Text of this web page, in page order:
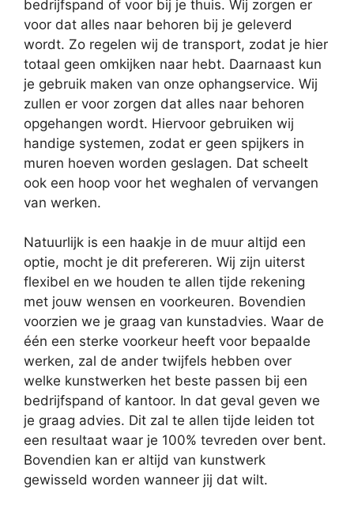
bedrijfspand of voor bij je thuis. Wij zorgen er
voor dat alles naar behoren bij je geleverd
wordt. Zo regelen wij de transport, zodat je hier
totaal geen omkijken naar hebt. Daarnaast kun
je gebruik maken van onze ophangservice. Wij
zullen er voor zorgen dat alles naar behoren
opgehangen wordt. Hiervoor gebruiken wij
handige systemen, zodat er geen spijkers in
muren hoeven worden geslagen. Dat scheelt
ook een hoop voor het weghalen of vervangen
van werken.
Natuurlijk is een haakje in de muur altijd een
optie, mocht je dit prefereren. Wij zijn uiterst
flexibel en we houden te allen tijde rekening
met jouw wensen en voorkeuren. Bovendien
voorzien we je graag van kunstadvies. Waar de
één een sterke voorkeur heeft voor bepaalde
werken, zal de ander twijfels hebben over
welke kunstwerken het beste passen bij een
bedrijfspand of kantoor. In dat geval geven we
je graag advies. Dit zal te allen tijde leiden tot
een resultaat waar je 100% tevreden over bent.
Bovendien kan er altijd van kunstwerk
gewisseld worden wanneer jij dat wilt.